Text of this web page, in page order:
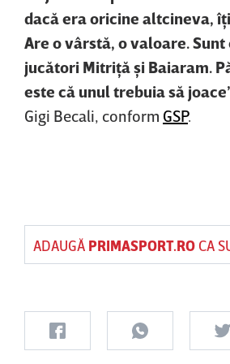
dacă era oricine altcineva,
Are o vârstă, o valoare.
jucători Mitriţă şi Baiaram.
este că unul trebuia să
Gigi Becali, conform GSP.
ADAUGĂ PRIMASPORT.ROCA